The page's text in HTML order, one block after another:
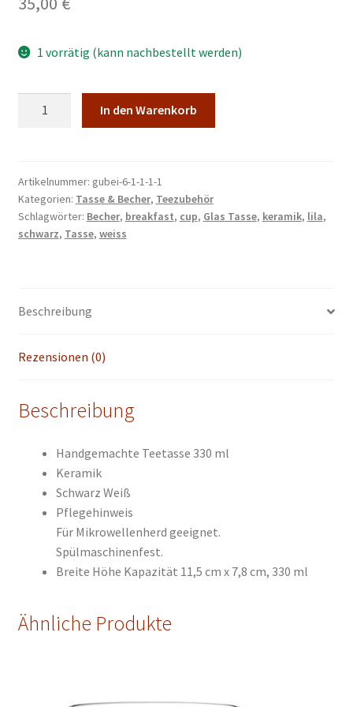
Konto Login
1 vorrätig (kann nachbestellt werden)
ml
Menge
In den Warenkorb
Artikelnummer: gubei-6-1-1-1-1
Kategorien: Tasse & Becher, Teezubehör
Schlagwörter: Becher, breakfast, cup, Glas Tasse, keramik, lila,
schwarz, Tasse, weiss
Beschreibung
Rezensionen (0)
Beschreibung
Handgemachte Teetasse 330 ml
Keramik
Schwarz Weiß
Pflegehinweis
Für Mikrowellenherd geeignet.
Spülmaschinenfest.
Breite Höhe Kapazität 11,5 cm x 7,8 cm, 330 ml
Ähnliche Produkte